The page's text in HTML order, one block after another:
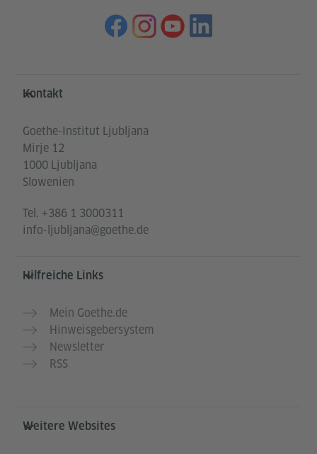
Service- und Informationsbereich
Kontakt
Goethe-Institut Ljubljana
Mirje 12
1000 Ljubljana
Slowenien
Tel. +386 1 3000311
info-ljubljana@goethe.de
Hilfreiche Links
Mein Goethe.de
Hinweisgebersystem
Newsletter
RSS
Weitere Websites